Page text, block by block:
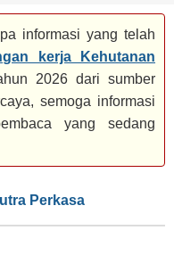
informasi yang telah
kerja Kehutanan
2026 dari sumber
semoga informasi
yang sedang
Perkasa